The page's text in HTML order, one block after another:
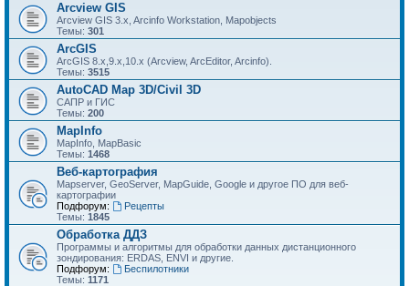
Arcview GIS
Arcview GIS 3.x, Arcinfo Workstation, Mapobjects
Темы: 301
ArcGIS
ArcGIS 8.x,9.x,10.x (Arcview, ArcEditor, Arcinfo).
Темы: 3515
AutoCAD Map 3D/Civil 3D
САПР и ГИС
Темы: 200
MapInfo
MapInfo, MapBasic
Темы: 1468
Веб-картография
Mapserver, GeoServer, MapGuide, Google и другое ПО для веб-
картографии
Подфорум:
Рецепты
Темы: 1845
Обработка ДДЗ
Программы и алгоритмы для обработки данных дистанционного
зондирования: ERDAS, ENVI и другие.
Подфорум:
Беспилотники
Темы: 1171